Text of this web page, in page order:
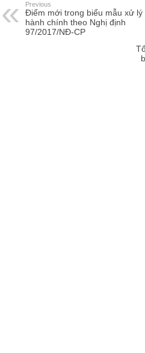
Previous
Điểm mới trong biểu mẫu xử lý
hành chính theo Nghị định
97/2017/NĐ-CP